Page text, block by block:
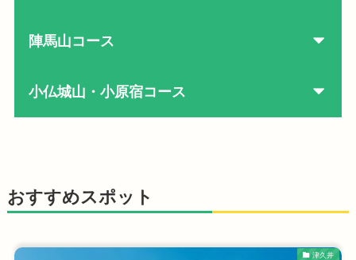
陣馬山コース
小仏城山・小原宿コース
おすすめスポット
津久井